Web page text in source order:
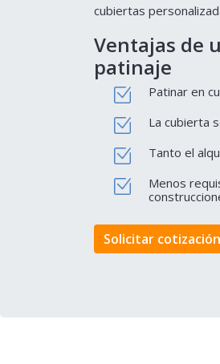
cubiertas
Ventajas de
patinaje
Patinar en
La cubierta
Tanto el
Menos
Solicitar cotización